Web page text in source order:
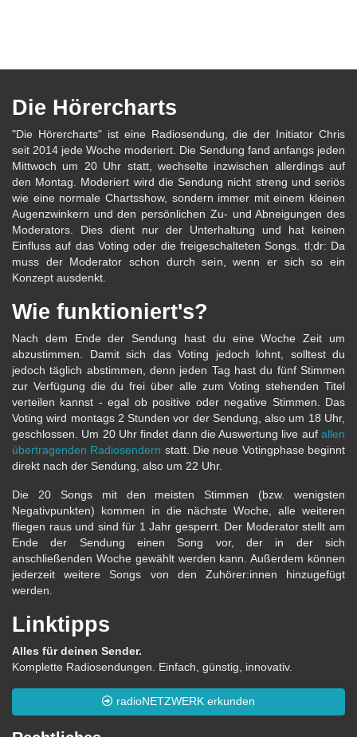
Die Hörercharts
"Die Hörercharts" ist eine Radiosendung, die der Initiator Chris
seit 2014 jede Woche moderiert. Die Sendung fand anfangs jeden
Mittwoch um 20 Uhr statt, wechselte inzwischen allerdings auf
den Montag. Moderiert wird die Sendung nicht streng und seriös
wie eine normale Chartsshow, sondern immer mit einem kleinen
Augenzwinkern und den persönlichen Zu- und Abneigungen des
Moderators. Dies dient nur der Unterhaltung und hat keinen
Einfluss auf das Voting oder die freigeschalteten Songs. tl;dr: Da
muss der Moderator schon durch sein, wenn er sich so ein
Konzept ausdenkt.
Wie funktioniert's?
Nach dem Ende der Sendung hast du eine Woche Zeit um
abzustimmen. Damit sich das Voting jedoch lohnt, solltest du
jedoch täglich abstimmen, denn jeden Tag hast du fünf Stimmen
zur Verfügung die du frei über alle zum Voting stehenden Titel
verteilen kannst - egal ob positive oder negative Stimmen. Das
Voting wird montags 2 Stunden vor der Sendung, also um 18 Uhr,
geschlossen. Um 20 Uhr findet dann die Auswertung live auf allen
übertragenden Radiosendern statt. Die neue Votingphase beginnt
direkt nach der Sendung, also um 22 Uhr.
Die 20 Songs mit den meisten Stimmen (bzw. wenigsten
Negativpunkten) kommen in die nächste Woche, alle weiteren
fliegen raus und sind für 1 Jahr gesperrt. Der Moderator stellt am
Ende der Sendung einen Song vor, der in der sich
anschließenden Woche gewählt werden kann. Außerdem können
jederzeit weitere Songs von den Zuhörer:innen hinzugefügt
werden.
Linktipps
Alles für deinen Sender.
Komplette Radiosendungen. Einfach, günstig, innovativ.
radioNETZWERK erkunden